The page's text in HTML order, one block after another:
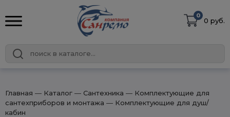
0
0 руб.
Главная ― Каталог ― Сантехника ― Комплектующие для
сантехприборов и монтажа ― Комплектующие для душ/
кабин